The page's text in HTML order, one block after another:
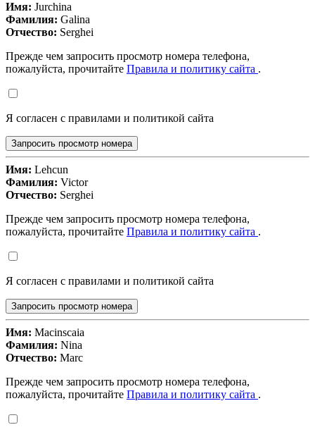
Имя: Jurchina
Фамилия: Galina
Отчество: Serghei
Прежде чем запросить просмотр номера телефона,
пожалуйста, прочитайте Правила и политику сайта .
Я согласен с правилами и политикой сайта
Запросить просмотр номера
Имя: Lehcun
Фамилия: Victor
Отчество: Serghei
Прежде чем запросить просмотр номера телефона,
пожалуйста, прочитайте Правила и политику сайта .
Я согласен с правилами и политикой сайта
Запросить просмотр номера
Имя: Macinscaia
Фамилия: Nina
Отчество: Marc
Прежде чем запросить просмотр номера телефона,
пожалуйста, прочитайте Правила и политику сайта .